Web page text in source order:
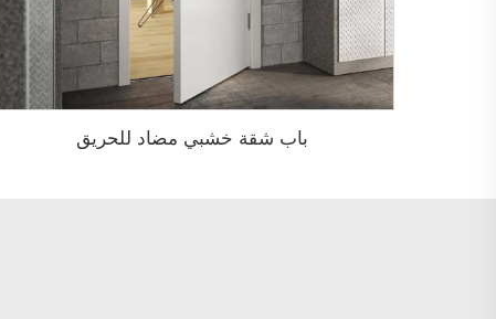
باب شقة خشبي مضاد للحريق